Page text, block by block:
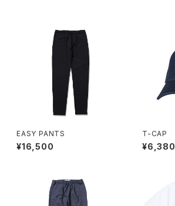
EASY PANTS
¥16,500
T-CAP
¥6,380